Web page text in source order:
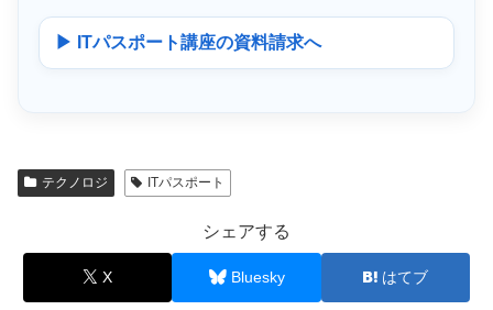
▶ ITパスポート講座の資料請求へ
テクノロジ ITパスポート
シェアする
X Bluesky はてブ